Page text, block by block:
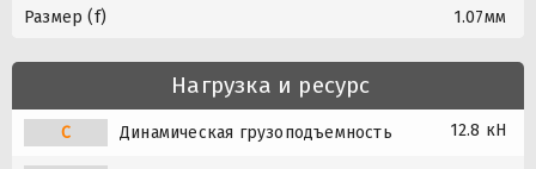
Размер (f) 1.07мм
Нагрузка и ресурс
C Динамическая грузоподъемность 12.8 кН